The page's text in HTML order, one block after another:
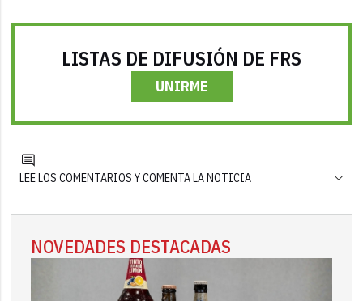
LISTAS DE DIFUSIÓN DE FRS
UNIRME
LEE LOS COMENTARIOS Y COMENTA LA NOTICIA
NOVEDADES DESTACADAS